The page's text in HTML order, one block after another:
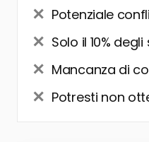
Potenziale
Solo il 10%
Mancanza di
Potresti non